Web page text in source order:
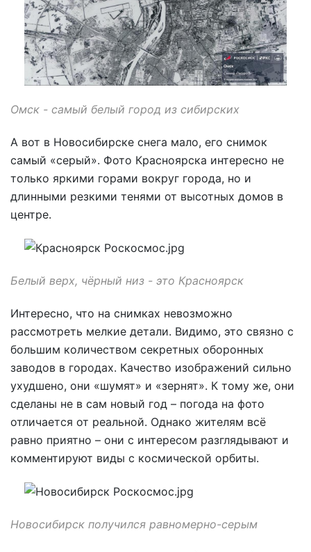
Омск - самый белый город из сибирских
А вот в Новосибирске снега мало, его снимок
самый «серый». Фото Красноярска интересно не
только яркими горами вокруг города, но и
длинными резкими тенями от высотных домов в
центре.
Белый верх, чёрный низ - это Красноярск
Интересно, что на снимках невозможно
рассмотреть мелкие детали. Видимо, это связно с
большим количеством секретных оборонных
заводов в городах. Качество изображений сильно
ухудшено, они «шумят» и «зернят». К тому же, они
сделаны не в сам новый год – погода на фото
отличается от реальной. Однако жителям всё
равно приятно – они с интересом разглядывают и
комментируют виды с космической орбиты.
Новосибирск получился равномерно-серым